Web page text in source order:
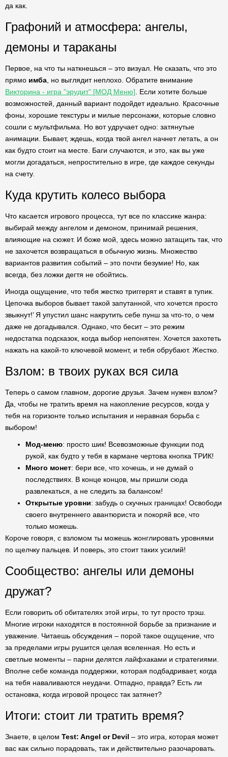
да как.
Графоний и атмосфера: ангелы,
демоны и тараканы
Первое, на что ты наткнешься – это визуал. Не сказать, что это
прямо имба , но выглядит неплохо. Обратите внимание
Викторина - игра "эрудит" [МОД Меню] . Если хотите больше
возможностей, данный вариант подойдет идеально. Красочные
фоны, хорошие текстуры и милые персонажи, которые словно
сошли с мультфильма. Но вот удручает одно: затянутые
анимации. Бывает, ждешь, когда твой ангел начнет летать, а он
как будто стоит на месте. Баги случаются, и это, как вы уже
могли догадаться, непростительно в игре, где каждое секунды
на счету.
Куда крутить колесо выбора
Что касается игрового процесса, тут все по классике жанра:
выбирай между ангелом и демоном, принимай решения,
влияющие на сюжет. И боже мой, здесь можно затащить так, что
не захочется возвращаться в обычную жизнь. Множество
вариантов развития событий – это почти безумие! Но, как
всегда, без ложки дегтя не обойтись.
Иногда ощущение, что тебя жестко триггерят и ставят в тупик.
Цепочка выборов бывает такой запутанной, что хочется просто
звыкнут!’ Я упустил шанс накрутить себе пунш за что-то, о чем
даже не догадывался. Однако, что бесит – это режим
недостатка подсказок, когда выбор непонятен. Хочется захотеть
нажать на какой-то ключевой момент, и тебя обрубают. Жестко.
Взлом: в твоих руках вся сила
Теперь о самом главном, дорогие друзья. Зачем нужен взлом?
Да, чтобы не тратить время на накопление ресурсов, когда у
тебя на горизонте только испытания и неравная борьба с
выбором!
Мод-меню: просто шик! Всевозможные функции под
рукой, как будто у тебя в кармане чертова кнопка ТРИК!
Много монет: бери все, что хочешь, и не думай о
последствиях. В конце концов, мы пришли сюда
развлекаться, а не следить за балансом!
Открытые уровни: забудь о скучных границах! Освободи
своего внутреннего авантюриста и покоряй все, что
только можешь.
Короче говоря, с взломом ты можешь жонглировать уровнями
по щелчку пальцев. И поверь, это стоит таких усилий!
Сообщество: ангелы или демоны
дружат?
Если говорить об обитателях этой игры, то тут просто трэш.
Многие игроки находятся в постоянной борьбе за признание и
уважение. Читаешь обсуждения – порой такое ощущение, что
за пределами игры рушится целая вселенная. Но есть и
светлые моменты – парни делятся лайфхаками и стратегиями.
Вполне себе команда поддержки, которая подбадривает, когда
на тебя наваливаются неудачи. Отпадно, правда? Есть ли
остановка, когда игровой процесс так затянет?
Итоги: стоит ли тратить время?
Знаете, в целом Test: Angel or Devil – это игра, которая может
вас как сильно порадовать, так и действительно разочаровать.